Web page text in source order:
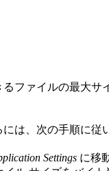
ァイルの最大サ
は、次の手順に従
Settings に移